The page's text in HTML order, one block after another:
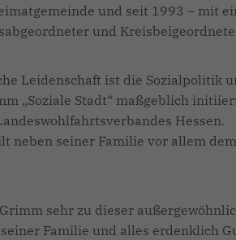
und seit 1993 – mit
und
Leidenschaft ist die Sozialpolitik
„Soziale Stadt“ maßgeblich
Hessen.
neben seiner Familie vor allem
sehr zu dieser
Familie und alles erdenklich